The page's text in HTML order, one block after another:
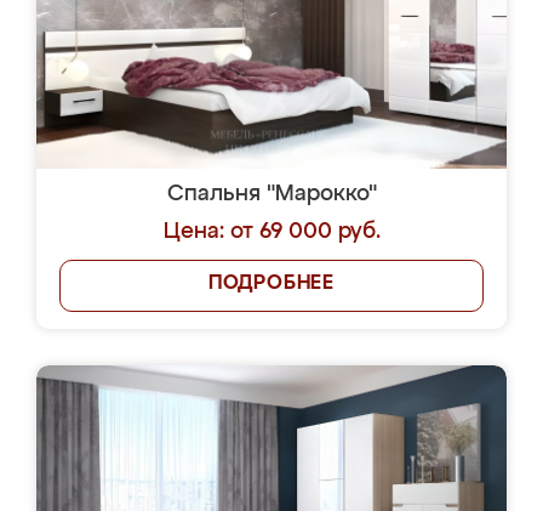
Спальня "Марокко"
Цена: от 69 000 руб.
ПОДРОБНЕЕ